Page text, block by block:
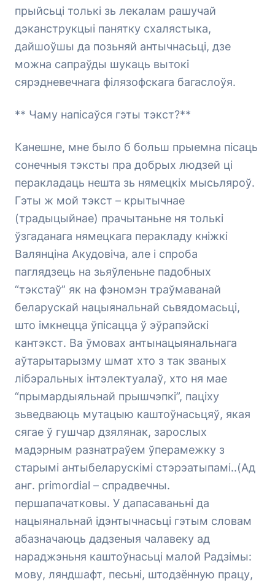
прыйсьці толькі зь лекалам рашучай
дэканструкцыі панятку схалястыка,
дайшоўшы да позьняй антычнасьці, дзе
можна сапраўды шукаць вытокі
сярэдневечнага філязофскага багаслоўя.
** Чаму напісаўся гэты тэкст?**
Канешне, мне было б больш прыемна пісаць
сонечныя тэксты пра добрых людзей ці
перакладаць нешта зь нямецкіх мысьляроў.
Гэты ж мой тэкст – крытычнае
(традыцыйнае) прачытаньне ня толькі
ўзгаданага нямецкага перакладу кніжкі
Валянціна Акудовіча, але і спроба
паглядзець на зьяўленьне падобных
“тэкстаў” як на фэномэн траўмаванай
беларускай нацыянальнай сьвядомасьці,
што імкнецца ўпісацца ў эўрапэйскі
кантэкст. Ва ўмовах антынацыянальнага
аўтарытарызму шмат хто з так званых
лібэральных інтэлектуалаў, хто ня мае
“прымардыяльнай прышчэпкі”, паціху
зьведваюць мутацыю каштоўнасьцяў, якая
сягае ў гушчар дзялянак, зарослых
мадэрным разнатраўем ўперамежку з
старымі антыбеларускімі стэрэатыпамі..(Ад
анг. primordial – спрадвечны.
першапачатковы. У дапасаваньні да
нацыянальнай ідэнтычнасьці гэтым словам
абазначаюць дадзеныя чалавеку ад
нараджэньня каштоўнасьці малой Радзімы:
мову, ляндшафт, песьні, штодзённую працу,